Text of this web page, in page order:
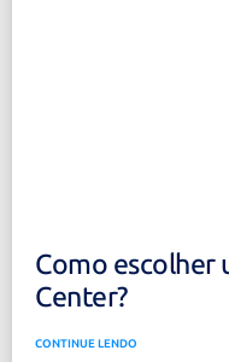
Como escolher
Center?
CONTINUE LENDO